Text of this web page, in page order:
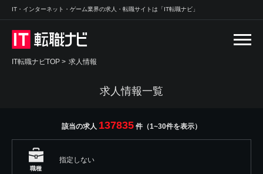
IT・インターネット・ゲーム業界の求人・転職サイトは「IT転職ナビ」
IT転職ナビTOP > 求人情報
求人情報一覧
該当の求人 137835 件（1~30件を表示）
職種
指定しない